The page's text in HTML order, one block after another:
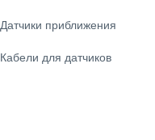
Датчики приближения
Кабели для датчиков